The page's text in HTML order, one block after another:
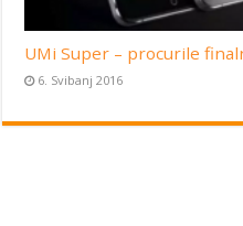
UMi Super – procurile
6. Svibanj 2016